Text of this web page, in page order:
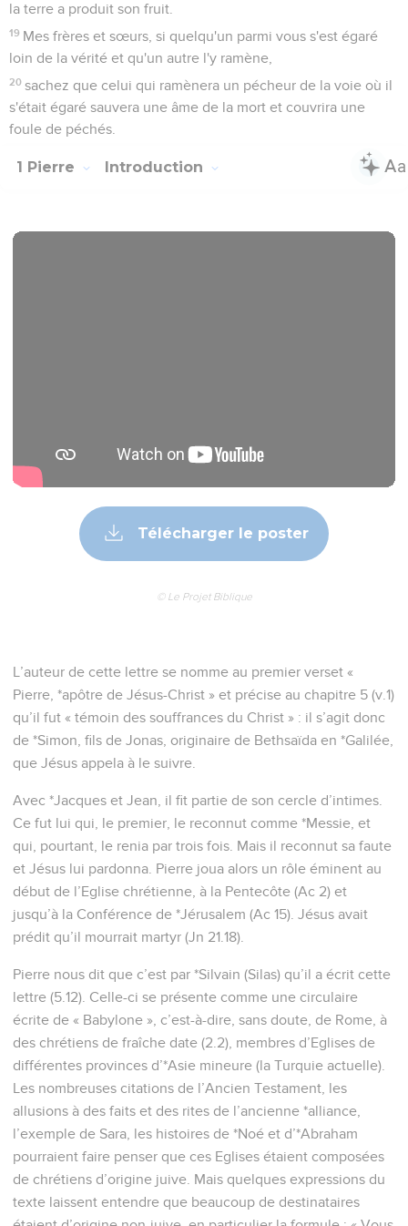
la terre a produit son fruit.
19 Mes frères et sœurs, si quelqu'un parmi vous s'est égaré
loin de la vérité et qu'un autre l'y ramène,
20 sachez que celui qui ramènera un pécheur de la voie où il
s'était égaré sauvera une âme de la mort et couvrira une
foule de péchés.
1 Pierre Introduction
Télécharger le poster
© Le Projet Biblique
L’auteur de cette lettre se nomme au premier verset «
Pierre, *apôtre de Jésus-Christ » et précise au chapitre 5 (v.1)
qu’il fut « témoin des souffrances du Christ » : il s’agit donc
de *Simon, fils de Jonas, originaire de Bethsaïda en *Galilée,
que Jésus appela à le suivre.
Avec *Jacques et Jean, il fit partie de son cercle d’intimes.
Ce fut lui qui, le premier, le reconnut comme *Messie, et
qui, pourtant, le renia par trois fois. Mais il reconnut sa faute
et Jésus lui pardonna. Pierre joua alors un rôle éminent au
début de l’Eglise chrétienne, à la Pentecôte (Ac 2) et
jusqu’à la Conférence de *Jérusalem (Ac 15). Jésus avait
prédit qu’il mourrait martyr (Jn 21.18).
Pierre nous dit que c’est par *Silvain (Silas) qu’il a écrit cette
lettre (5.12). Celle-ci se présente comme une circulaire
écrite de « Babylone », c’est-à-dire, sans doute, de Rome, à
des chrétiens de fraîche date (2.2), membres d’Eglises de
différentes provinces d’*Asie mineure (la Turquie actuelle).
Les nombreuses citations de l’Ancien Testament, les
allusions à des faits et des rites de l’ancienne *alliance,
l’exemple de Sara, les histoires de *Noé et d’*Abraham
pourraient faire penser que ces Eglises étaient composées
de chrétiens d’origine juive. Mais quelques expressions du
texte laissent entendre que beaucoup de destinataires